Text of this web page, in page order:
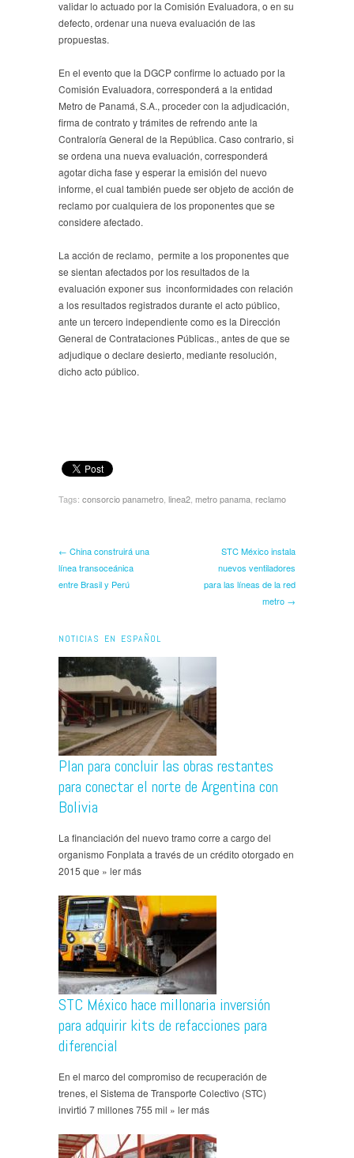
validar lo actuado por la Comisión Evaluadora, o en su
defecto, ordenar una nueva evaluación de las
propuestas.
En el evento que la DGCP confirme lo actuado por la
Comisión Evaluadora, corresponderá a la entidad
Metro de Panamá, S.A., proceder con la adjudicación,
firma de contrato y trámites de refrendo ante la
Contraloría General de la República. Caso contrario, si
se ordena una nueva evaluación, corresponderá
agotar dicha fase y esperar la emisión del nuevo
informe, el cual también puede ser objeto de acción de
reclamo por cualquiera de los proponentes que se
considere afectado.
La acción de reclamo, permite a los proponentes que
se sientan afectados por los resultados de la
evaluación exponer sus inconformidades con relación
a los resultados registrados durante el acto público,
ante un tercero independiente como es la Dirección
General de Contrataciones Públicas., antes de que se
adjudique o declare desierto, mediante resolución,
dicho acto público.
Tags: consorcio panametro linea2 metro panama reclamo
← China construirá una
línea transoceánica
entre Brasil y Perú
STC México instala
nuevos ventiladores
para las líneas de la red
metro →
NOTICIAS EN ESPAÑOL
Plan para concluir las obras restantes
para conectar el norte de Argentina con
Bolivia
La financiación del nuevo tramo corre a cargo del
organismo Fonplata a través de un crédito otorgado en
2015 que » ler más
STC México hace millonaria inversión
para adquirir kits de refacciones para
diferencial
En el marco del compromiso de recuperación de
trenes, el Sistema de Transporte Colectivo (STC)
invirtió 7 millones 755 mil » ler más